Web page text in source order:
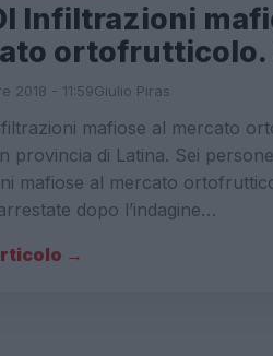
Infiltrazioni
ortofrutticolo.
2018 - 11:59Giulio Piras
mafiose al mercato
provincia di Latina. Sei
mafiose al mercato
dopo l’indagine…
→